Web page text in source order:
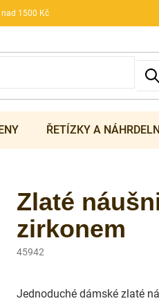
1500 Kč
ŘETÍZKY A
Jednoduché dámské zlaté
Zlaté
zirkonem
45942